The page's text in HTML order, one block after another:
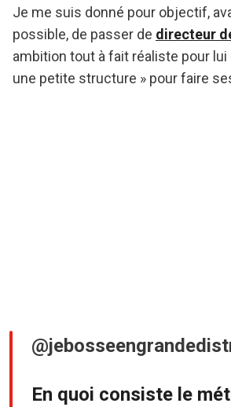
Je me suis donné pour objectif,
possible, de passer de directeur
ambition tout à fait réaliste pour lui
une petite structure » pour faire
En quoi consiste le